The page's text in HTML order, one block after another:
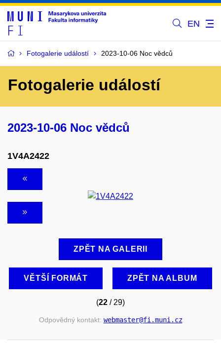
EN
Fotogalerie událostí 2023-10-06 Noc vědců
Fotogalerie událostí
2023-10-06 Noc vědců
1V4A2422
ZPĚT NA GALERII
VĚTŠÍ FORMÁT ZPĚT NA ALBUM
(22 / 29)
Odpovědný kontakt: webmaster@fi.muni.cz